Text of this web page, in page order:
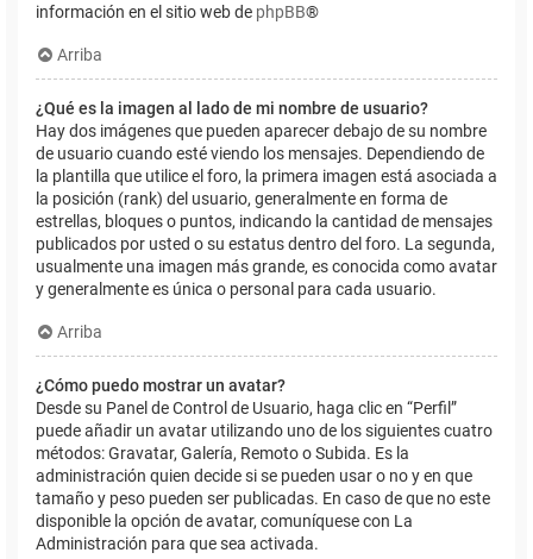
información en el sitio web de phpBB®
Arriba
¿Qué es la imagen al lado de mi nombre de usuario?
Hay dos imágenes que pueden aparecer debajo de su nombre
de usuario cuando esté viendo los mensajes. Dependiendo de
la plantilla que utilice el foro, la primera imagen está asociada a
la posición (rank) del usuario, generalmente en forma de
estrellas, bloques o puntos, indicando la cantidad de mensajes
publicados por usted o su estatus dentro del foro. La segunda,
usualmente una imagen más grande, es conocida como avatar
y generalmente es única o personal para cada usuario.
Arriba
¿Cómo puedo mostrar un avatar?
Desde su Panel de Control de Usuario, haga clic en “Perfil”
puede añadir un avatar utilizando uno de los siguientes cuatro
métodos: Gravatar, Galería, Remoto o Subida. Es la
administración quien decide si se pueden usar o no y en que
tamaño y peso pueden ser publicadas. En caso de que no este
disponible la opción de avatar, comuníquese con La
Administración para que sea activada.